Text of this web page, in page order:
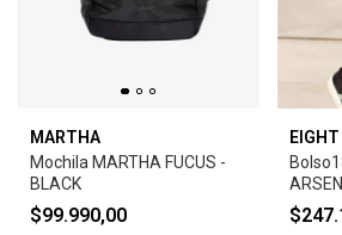
MARTHA
Mochila MARTHA FUCUS -
BLACK
$99.990,00
BLACK